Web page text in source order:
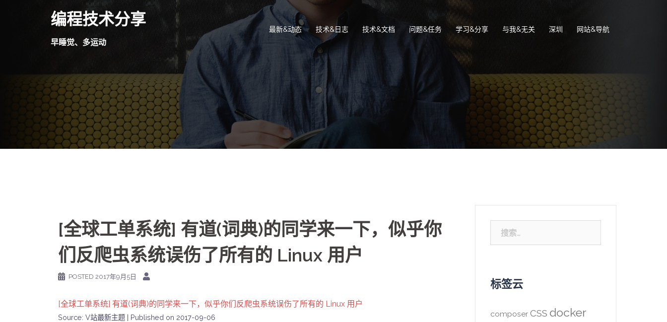
编程技术分享
早睡觉、多运动
最新&动态 技术&日志 技术&文档 问题&任务 学习&分享 与我&无关 深圳 网站&导航
[全球工单系统] 有道(词典)的同学来一下，似乎你
们反爬虫系统误伤了所有的 Linux 用户
POSTED 2017年9月5日
[全球工单系统] 有道(词典)的同学来一下，似乎你们反爬虫系统误伤了所有的 Linux 用户
Source: V站最新主题 Published on 2017-09-06
索：
标签云
composer CSS docker